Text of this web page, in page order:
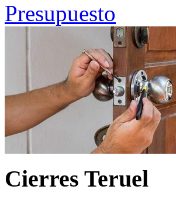
Presupuesto
Cierres Teruel